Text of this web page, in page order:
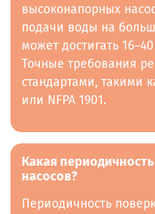
высоконапорных
подачи воды на
может достигать
Точные требования
стандартами, такими
или NFPA 1901.
Какая
насосов?
Периодичность